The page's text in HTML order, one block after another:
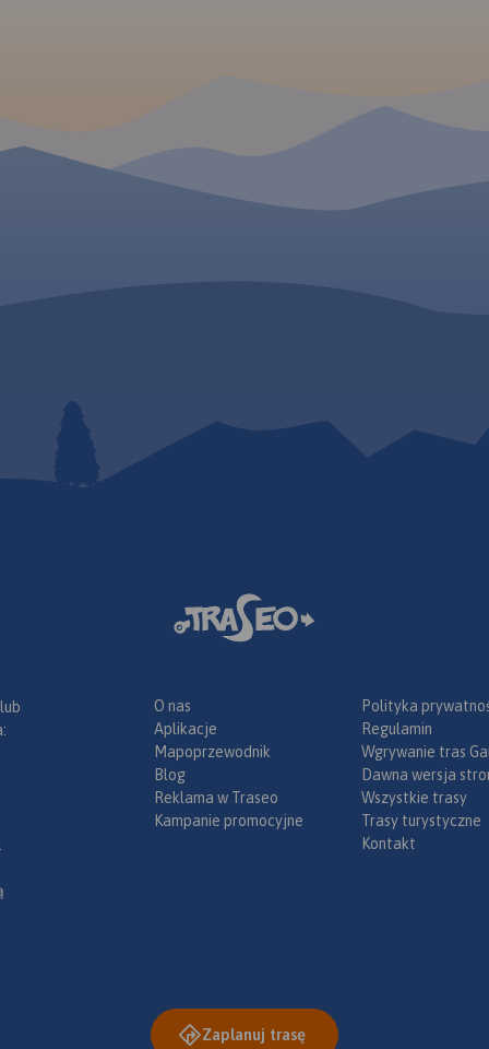
O nas
Aplikacje
Mapoprzewodnik
Blog
Reklama w Traseo
Kampanie promocyjne
Polityka
Regulamin
Wgrywanie tras
Dawna wersja
Wszystkie trasy
Trasy turystyczne
Kontakt
Zaplanuj trasę